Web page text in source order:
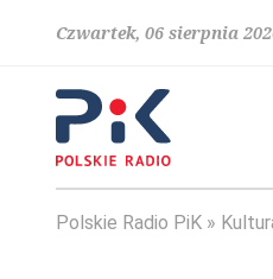
Czwartek, 06 sierpnia
Polskie Radio PiK